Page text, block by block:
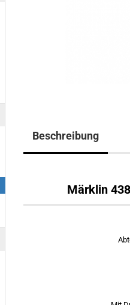
Beschreibung
Märklin